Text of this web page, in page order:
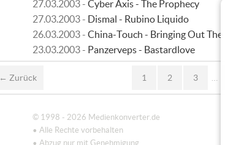
27.03.2003 - Cyber Axis - The Prophecy
27.03.2003 - Dismal - Rubino Liquido
26.03.2003 - China-Touch - Bringing Out The
23.03.2003 - Panzerveps - Bastardlove
← Zurück 1 2 3 …
© 1998 - 2026 Medienkonverter.de
• Alle Rechte vorbehalten
• Abzug nur mit Genehmigung